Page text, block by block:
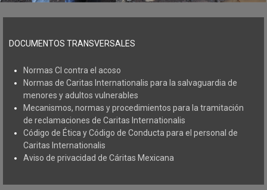
DOCUMENTOS TRANSVERSALES
Normas CI contra el acoso
Normas de Caritas Internationalis para la salvaguardia de
menores y adultos vulnerables
Mecanismos, normas y procedimientos para la tramitación
de reclamaciones de Caritas Internationalis
Código de Ética y Código de Conducta para el personal de
Caritas Internationalis
Aviso de privacidad de Cáritas Mexicana